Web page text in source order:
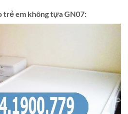
trẻ em không tựa GN07: